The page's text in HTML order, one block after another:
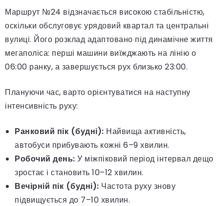
Маршрут №24 відзначається високою стабільністю,
оскільки обслуговує урядовий квартал та центральні
вулиці. Його розклад адаптовано під динамічне життя
мегаполіса: перші машини виїжджають на лінію о
06:00 ранку, а завершується рух близько 23:00.
Плануючи час, варто орієнтуватися на наступну
інтенсивність руху:
Ранковий пік (будні): Найвища активність,
автобуси прибувають кожні 6–9 хвилин.
Робочий день: У міжпіковий період інтервал дещо
зростає і становить 10–12 хвилин.
Вечірній пік (будні): Частота руху знову
підвищується до 7–10 хвилин.